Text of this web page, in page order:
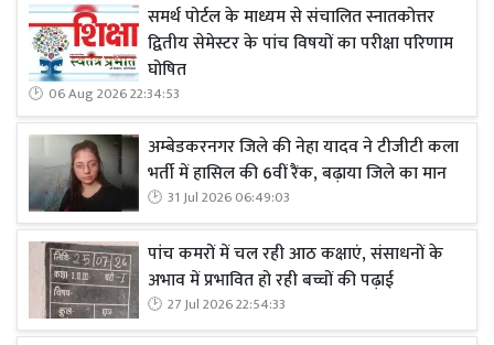
समर्थ पोर्टल के माध्यम से संचालित स्नातकोत्तर
द्वितीय सेमेस्टर के पांच विषयों का परीक्षा परिणाम
घोषित
06 Aug 2026 22:34:53
अम्बेडकरनगर जिले की नेहा यादव ने टीजीटी कला
भर्ती में हासिल की 6वीं रैंक, बढ़ाया जिले का मान
31 Jul 2026 06:49:03
पांच कमरों में चल रही आठ कक्षाएं, संसाधनों के
अभाव में प्रभावित हो रही बच्चों की पढ़ाई
27 Jul 2026 22:54:33